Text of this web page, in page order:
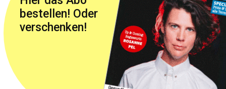
bestellen! Oder
verschenken!